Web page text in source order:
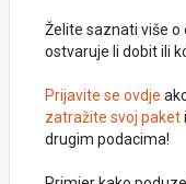
Želite saznati više o
ostvaruje li dobit ili
Prijavite se ovdje
zatražite svoj paket
drugim podacima!